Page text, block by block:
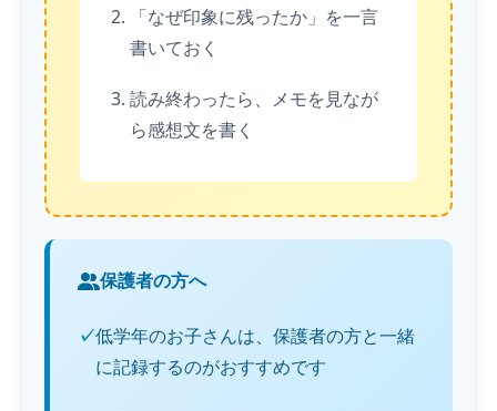
「なぜ印象に残ったか」を一言
書いておく
読み終わったら、メモを見なが
ら感想文を書く
保護者の方へ
低学年のお子さんは、保護者の方と一緒
に記録するのがおすすめです